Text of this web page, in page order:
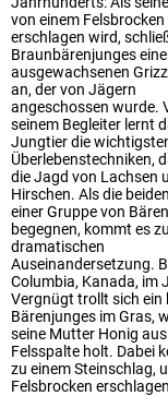
von einem Felsbrocken
erschlagen wird,
Braunbärenjunges
ausgewachsenen
an, der von Jägern
angeschossen wurde.
seinem Begleiter lernt
Jungtier die
Überlebenstechniken,
die Jagd von Lachsen
Hirschen. Als die
einer Gruppe von
begegnen, kommt es
dramatischen
Auseinandersetzung.
Columbia, Kanada, im
Vergnügt trollt sich ein
Bärenjunges im Gras,
seine Mutter Honig
Felsspalte holt. Dabei
zu einem Steinschlag,
Felsbrocken